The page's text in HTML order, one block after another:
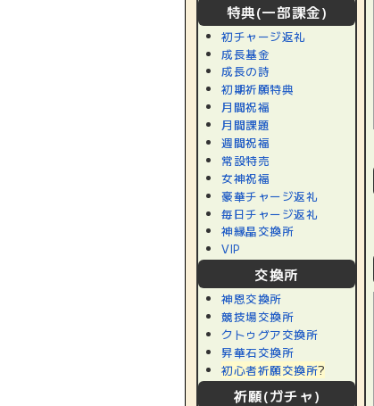
特典(一部課金)
初チャージ返礼
成長基金
成長の詩
初期祈願特典
月間祝福
月間課題
週間祝福
常設特売
女神祝福
豪華チャージ返礼
毎日チャージ返礼
神縁晶交換所
VIP
交換所
神恩交換所
競技場交換所
クトゥグア交換所
昇華石交換所
初心者祈願交換所?
祈願(ガチャ)